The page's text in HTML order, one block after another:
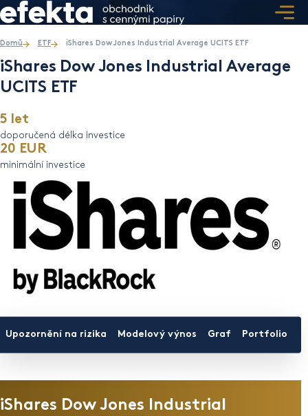
Domů ETF iShares Dow Jones Industrial Average UCITS ETF
iShares Dow Jones Industrial Average
UCITS ETF
5 let
doporučená délka investice
20 EUR
minimální investice
Upozornění na rizika Modelový výnos Graf Portfolio
iShares Dow Jones Industrial